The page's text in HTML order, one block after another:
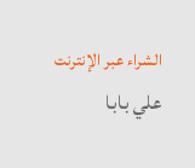
الشراء عبر الإنترنت
علي بابا